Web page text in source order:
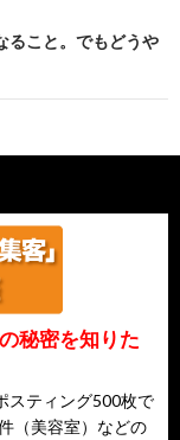
ること。でもどうや
秘密を知りた
ティング500枚で
（美容室）などの